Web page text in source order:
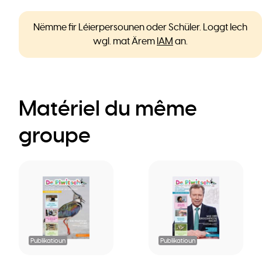
Nëmme fir Léierpersounen oder Schüler. Loggt Iech
wgl. mat Ärem IAM an.
Matériel du même
groupe
Publikatioun Publikatioun